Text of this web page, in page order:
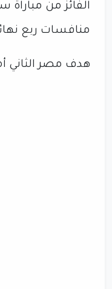
الفائز من مباراة
منافسات ربع
هدف مصر الثاني